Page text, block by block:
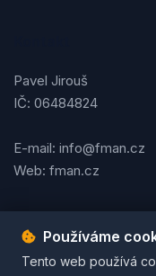
Pavel Jirouš
IČ: 06484824
E-mail: info@fman.cz
Web: fman.cz
Podmínky použití
Používáme
Tento web používá